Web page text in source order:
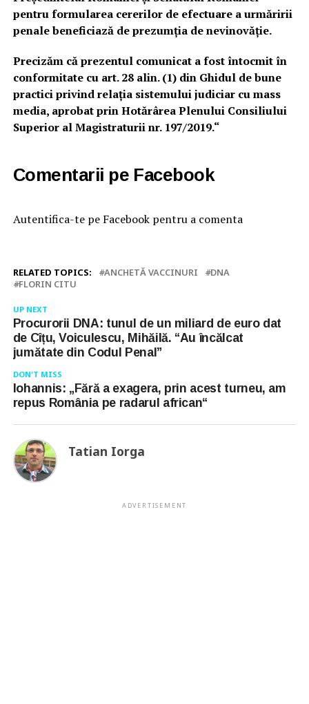
pentru formularea cererilor de efectuare a urmăririi
penale beneficiază de prezumția de nevinovăție.
Precizăm că prezentul comunicat a fost întocmit în
conformitate cu art. 28 alin. (1) din Ghidul de bune
practici privind relația sistemului judiciar cu mass
media, aprobat prin Hotărârea Plenului Consiliului
Superior al Magistraturii nr. 197/2019.“
Comentarii pe Facebook
Autentifica-te pe Facebook pentru a comenta
RELATED TOPICS: ANCHETĂ VACCINURI
DNA
FLORIN CITU
UP NEXT
Procurorii DNA: tunul de un miliard de euro dat
de Cîțu, Voiculescu, Mihăilă. “Au încălcat
jumătate din Codul Penal”
DON'T MISS
Iohannis: „Fără a exagera, prin acest turneu, am
repus România pe radarul african“
Tatian Iorga
ADVERTISEMENT